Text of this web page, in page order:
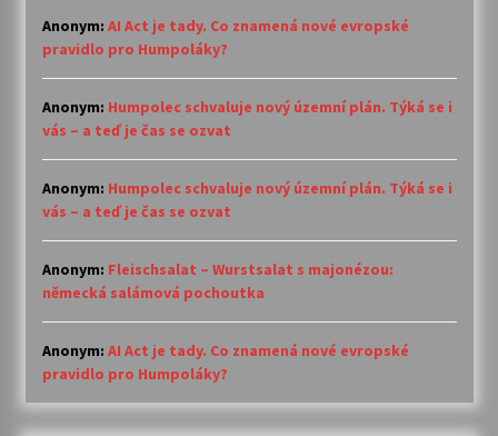
Anonym: AI Act je tady. Co znamená nové evropské
pravidlo pro Humpoláky?
Anonym: Humpolec schvaluje nový územní plán. Týká se i
vás – a teď je čas se ozvat
Anonym: Humpolec schvaluje nový územní plán. Týká se i
vás – a teď je čas se ozvat
Anonym: Fleischsalat – Wurstsalat s majonézou:
německá salámová pochoutka
Anonym: AI Act je tady. Co znamená nové evropské
pravidlo pro Humpoláky?